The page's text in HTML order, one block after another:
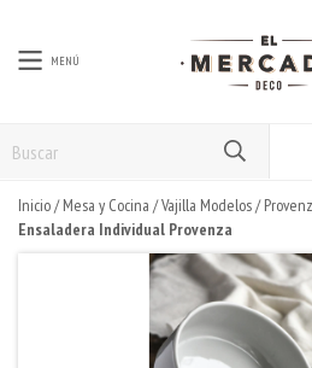
MENÚ
Inicio/ Mesa y Cocina /Vajilla Modelos/
Ensaladera Individual Provenza